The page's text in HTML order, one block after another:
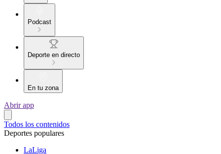
Podcast
Deporte en directo
En tu zona
Abrir app
Todos los contenidos
Deportes populares
LaLiga